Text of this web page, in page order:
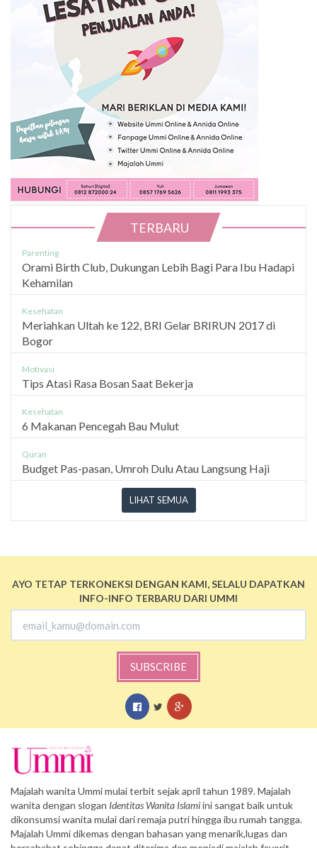
TERBARU
Parenting
Orami Birth Club, Dukungan Lebih Bagi Para Ibu Hadapi
Kehamilan
Kesehatan
Meriahkan Ultah ke 122, BRI Gelar BRIRUN 2017 di
Bogor
Motivasi
Tips Atasi Rasa Bosan Saat Bekerja
Kesehatan
6 Makanan Pencegah Bau Mulut
Quran
Budget Pas-pasan, Umroh Dulu Atau Langsung Haji
LIHAT SEMUA
AYO TETAP TERKONEKSI DENGAN KAMI, SELALU DAPATKAN
INFO-INFO TERBARU DARI UMMI
SUBSCRIBE
Majalah wanita Ummi mulai terbit sejak april tahun 1989. Majalah
wanita dengan slogan Identitas Wanita Islamiini sangat baik untuk
dikonsumsi wanita mulai dari remaja putri hingga ibu rumah tangga.
Majalah Ummi dikemas dengan bahasan yang menarik,lugas dan